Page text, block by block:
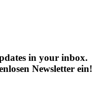
in your inbox.
Newsletter ein!